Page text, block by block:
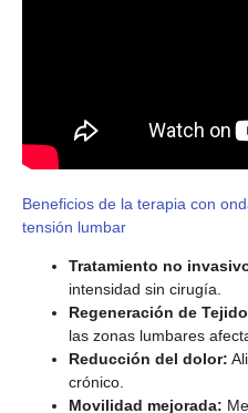
Beneficios de la terapia con
tensión lumbar
Tratamiento no
intensidad sin cirugía.
Regeneración de
las zonas lumbares
Reducción del dolor:
crónico.
Movilidad mejorada: